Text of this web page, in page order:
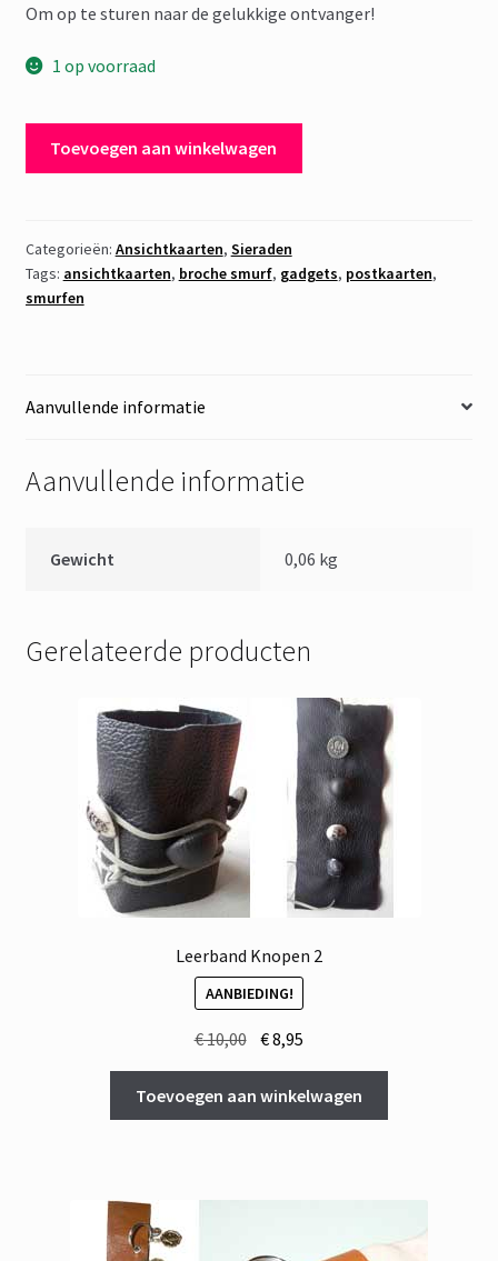
Om op te sturen naar de gelukkige ontvanger!
1 op voorraad
aantal
Toevoegen aan winkelwagen
Categorieën: Ansichtkaarten, Sieraden
Tags: ansichtkaarten, broche smurf, gadgets, postkaarten,
smurfen
Aanvullende informatie
Aanvullende informatie
Gewicht 0,06 kg
Gerelateerde producten
Leerband Knopen 2
AANBIEDING!
€10,00 Oorspronkelijke
was:
€ 10,00.
€8,95
is:
€ 8,95.
Toevoegen aan winkelwagen